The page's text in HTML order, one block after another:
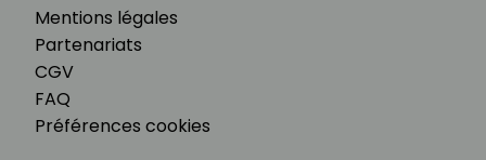
Mentions légales
Partenariats
CGV
FAQ
Préférences cookies